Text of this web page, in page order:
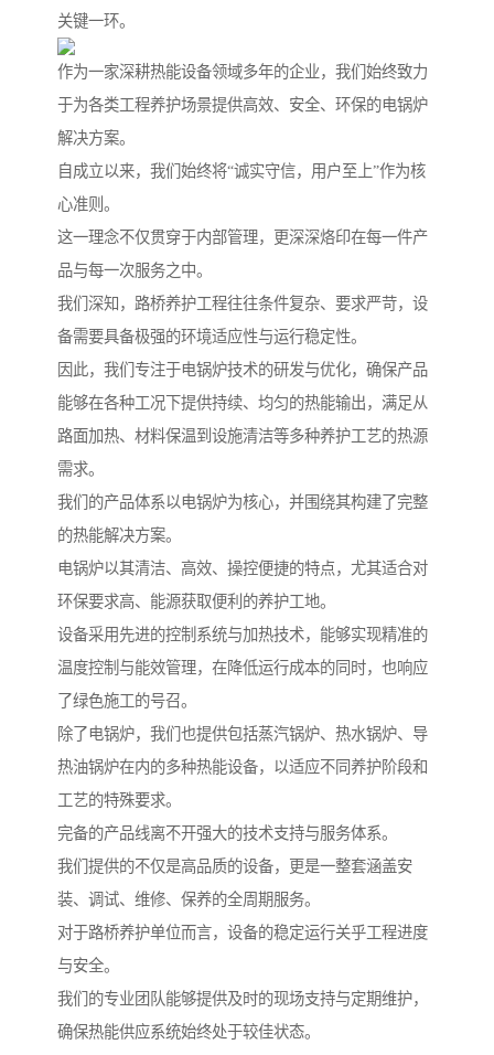
关键一环。
作为一家深耕热能设备领域多年的企业，我们始终致力
于为各类工程养护场景提供高效、安全、环保的电锅炉
解决方案。
自成立以来，我们始终将“诚实守信，用户至上”作为核
心准则。
这一理念不仅贯穿于内部管理，更深深烙印在每一件产
品与每一次服务之中。
我们深知，路桥养护工程往往条件复杂、要求严苛，设
备需要具备极强的环境适应性与运行稳定性。
因此，我们专注于电锅炉技术的研发与优化，确保产品
能够在各种工况下提供持续、均匀的热能输出，满足从
路面加热、材料保温到设施清洁等多种养护工艺的热源
需求。
我们的产品体系以电锅炉为核心，并围绕其构建了完整
的热能解决方案。
电锅炉以其清洁、高效、操控便捷的特点，尤其适合对
环保要求高、能源获取便利的养护工地。
设备采用先进的控制系统与加热技术，能够实现精准的
温度控制与能效管理，在降低运行成本的同时，也响应
了绿色施工的号召。
除了电锅炉，我们也提供包括蒸汽锅炉、热水锅炉、导
热油锅炉在内的多种热能设备，以适应不同养护阶段和
工艺的特殊要求。
完备的产品线离不开强大的技术支持与服务体系。
我们提供的不仅是高品质的设备，更是一整套涵盖安
装、调试、维修、保养的全周期服务。
对于路桥养护单位而言，设备的稳定运行关乎工程进度
与安全。
我们的专业团队能够提供及时的现场支持与定期维护，
确保热能供应系统始终处于较佳状态。